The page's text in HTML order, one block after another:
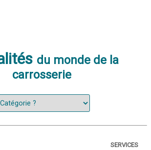
du monde de la
carrosserie
SERVICES